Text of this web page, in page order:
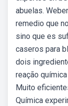
abuelas.
remedio que
sino que es
caseros para
dois
reação
Muito
Química